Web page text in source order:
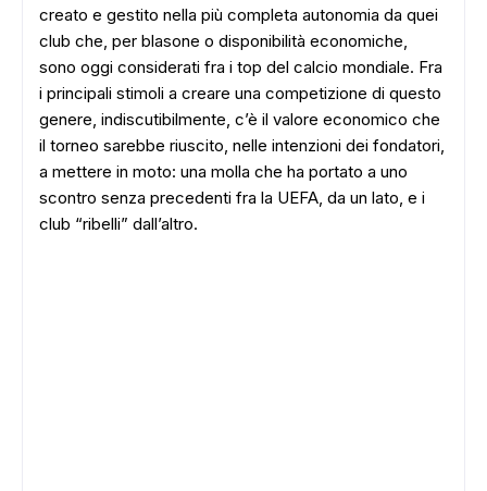
creato e gestito nella più completa autonomia da quei
club che, per blasone o disponibilità economiche,
sono oggi considerati fra i top del calcio mondiale. Fra
i principali stimoli a creare una competizione di questo
genere, indiscutibilmente, c’è il valore economico che
il torneo sarebbe riuscito, nelle intenzioni dei fondatori,
a mettere in moto: una molla che ha portato a uno
scontro senza precedenti fra la UEFA, da un lato, e i
club “ribelli” dall’altro.